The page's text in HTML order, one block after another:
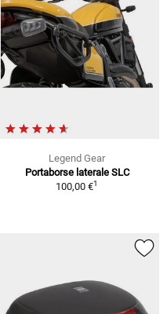
Legend Gear
Portaborse laterale SLC
100,00 €1